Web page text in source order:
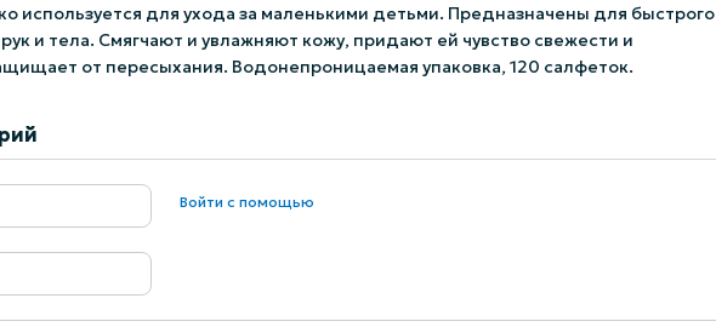
используется для ухода за маленькими детьми. Предназначены для быстрого
и тела. Смягчают и увлажняют кожу, придают ей чувство свежести и
от пересыхания. Водонепроницаемая упаковка, 120 салфеток.
Войти с помощью